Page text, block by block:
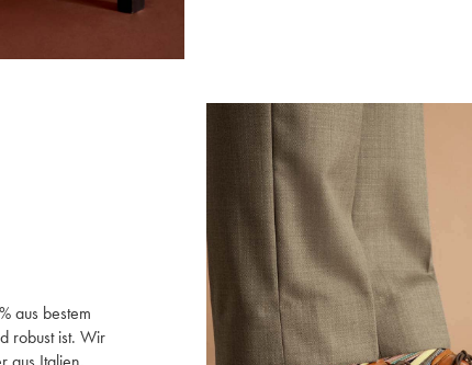
aus bestem
robust ist. Wir